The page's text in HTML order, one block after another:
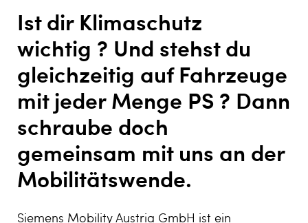
Ist dir Klimaschutz
wichtig ? Und stehst du
gleichzeitig auf Fahrzeuge
mit jeder Menge PS ? Dann
schraube doch
gemeinsam mit uns an der
Mobilitätswende.
Siemens Mobility Austria GmbH ist ein